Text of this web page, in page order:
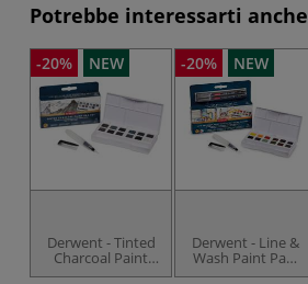
Potrebbe interessarti anche
-20% NEW
Derwent - Tinted
Charcoal Paint
Pan, Set
-20% NEW
Derwent - Line &
Wash Paint Pan,
set